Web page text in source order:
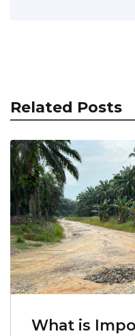
Related Posts
What is